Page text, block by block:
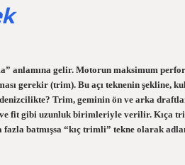
anlamına gelir. Motorun maksimum
gerekir (trim). Bu açı teknenin şekline,
Trim, geminin ön ve arka
ve fit gibi uzunluk birimleriyle verilir. Kıça
batmışsa “kıç trimli” tekne olarak